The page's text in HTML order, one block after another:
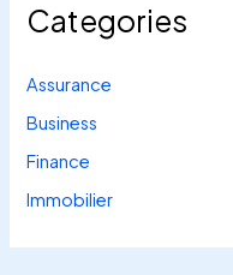
Categories
Assurance
Business
Finance
Immobilier